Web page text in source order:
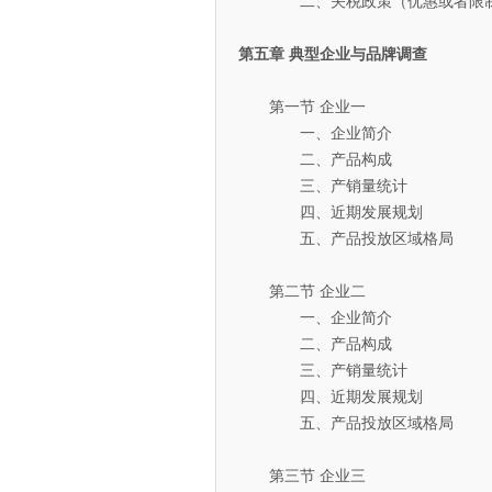
第五章 典型企业与品牌调查
第一节 企业一
一、企业简介
二、产品构成
三、产销量统计
四、近期发展规划
五、产品投放区域格局
第二节 企业二
一、企业简介
二、产品构成
三、产销量统计
四、近期发展规划
五、产品投放区域格局
第三节 企业三